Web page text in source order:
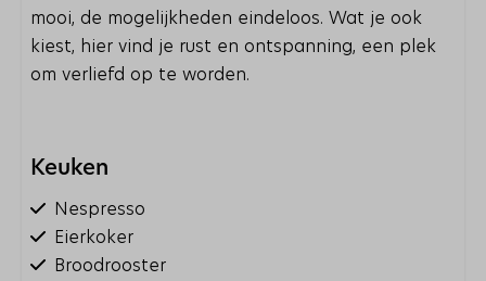
mooi, de mogelijkheden eindeloos. Wat je ook
kiest, hier vind je rust en ontspanning, een plek
om verliefd op te worden.
Keuken
Nespresso
Eierkoker
Broodrooster